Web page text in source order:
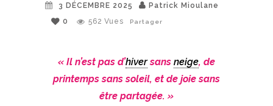
3 DÉCEMBRE 2025
Patrick Mioulane
0
562 Vues Partager
« Il n’est pas d’hiversans neige, de
printemps sans soleil, et de joie sans
être partagée. »